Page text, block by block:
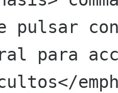
pulsar
para